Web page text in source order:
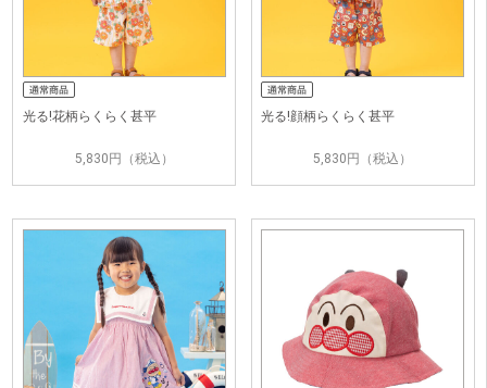
光る!花柄らくらく甚平
5,830円（税込）
光る!顔柄らくらく甚平
5,830円（税込）